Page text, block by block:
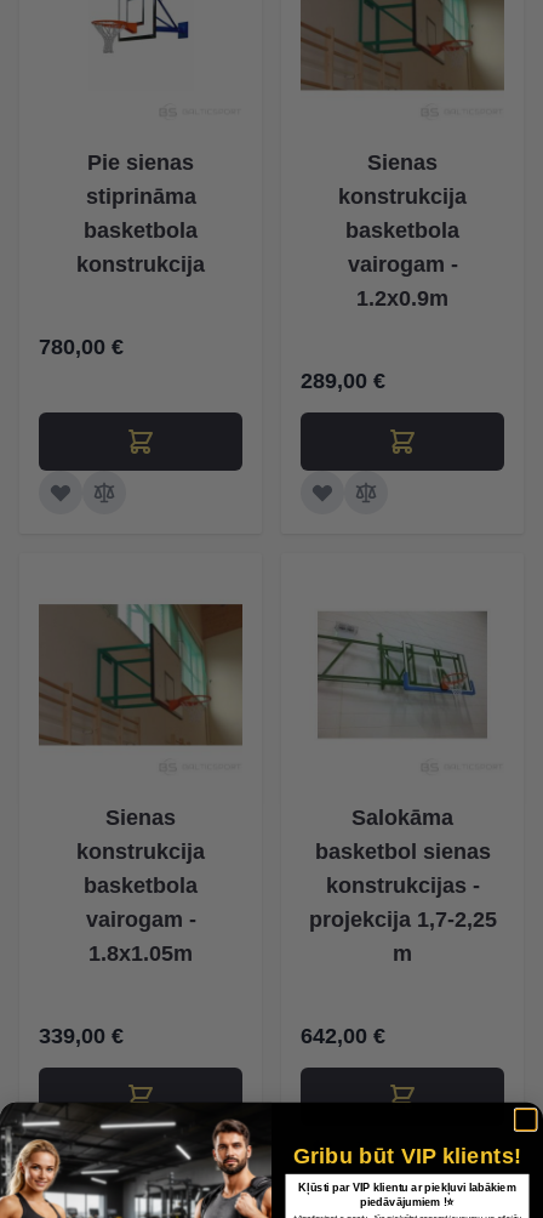
Pie sienas
stiprināma
basketbola
konstrukcija
780,00 €
Sienas
konstrukcija
basketbola
vairogam -
1.2x0.9m
289,00 €
Sienas
konstrukcija
basketbola
vairogam -
1.8x1.05m
339,00 €
Salokāma
basketbol sienas
konstrukcijas -
projekcija 1,7-2,25
m
642,00 €
Gribu būt VIP klients!
Kļūsti par VIP klientu ar piekļuvi labākiem
piedāvājumiem !⭐